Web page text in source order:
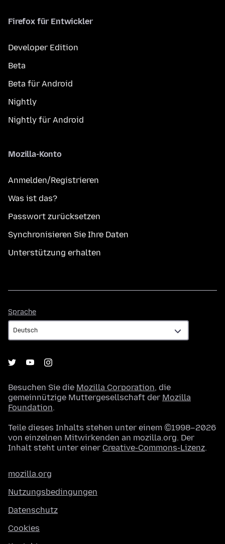
Firefox für Entwickler
Developer Edition
Beta
Beta für Android
Nightly
Nightly für Android
Mozilla-Konto
Anmelden/Registrieren
Was ist das?
Passwort zurücksetzen
Synchronisieren Sie Ihre Daten
Unterstützung erhalten
Sprache
Besuchen Sie die Mozilla Corporation, die
gemeinnützige Muttergesellschaft der Mozilla
Foundation.
Teile dieses Inhalts stehen unter einem ©1998–2026
von einzelnen Mitwirkenden an mozilla.org. Der
Inhalt steht unter einer Creative-Commons-Lizenz.
mozilla.org
Nutzungsbedingungen
Datenschutz
Cookies